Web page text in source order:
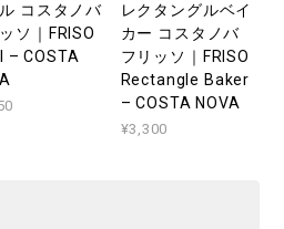
コスタノバ
ソ｜FRISO
– COSTA
レクタングルベイ
カー コスタノバ
フリッソ｜FRISO
Rectangle Baker
– COSTA NOVA
¥3,300